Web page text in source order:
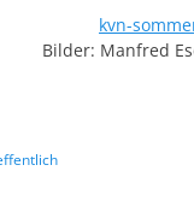
Bilder: Manfred